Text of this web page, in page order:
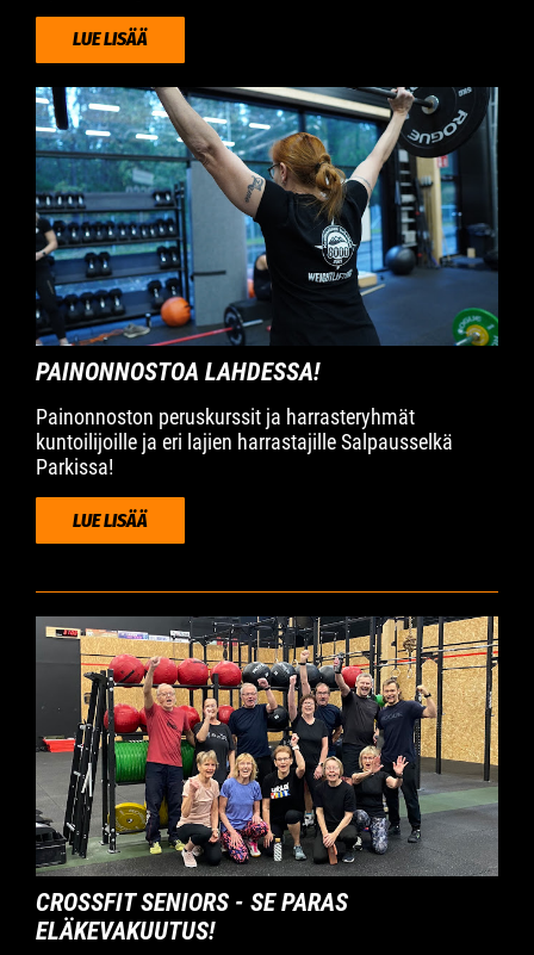
LUE LISÄÄ
PAINONNOSTOA LAHDESSA!
Painonnoston peruskurssit ja harrasteryhmät
kuntoilijoille ja eri lajien harrastajille Salpausselkä
Parkissa!
LUE LISÄÄ
CROSSFIT SENIORS - SE PARAS
ELÄKEVAKUUTUS!